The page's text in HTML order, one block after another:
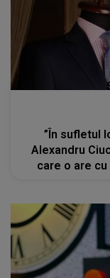
”În sufletul
Alexandru
care o are